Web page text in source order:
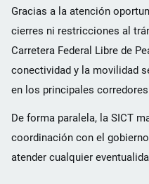
Gracias a la atención
cierres ni restricciones al
Carretera Federal Libre de
conectividad y la movilidad
en los principales
De forma paralela, la SICT
coordinación con el
atender cualquier